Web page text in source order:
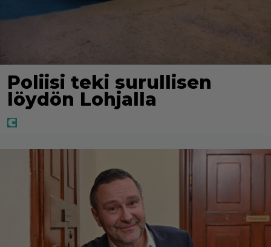
Poliisi teki surullisen
löydön Lohjalla